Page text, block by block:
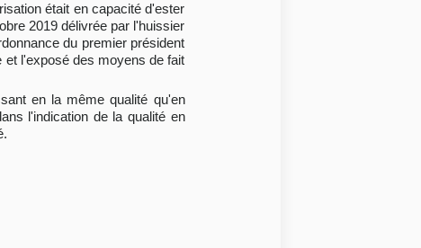
était en capacité d'ester
2019 délivrée par l'huissier
du premier président
et l'exposé des moyens de fait
en la même qualité qu'en
l'indication de la qualité en